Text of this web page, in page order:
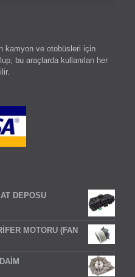
kamyon ve otobüsleri için
bu araçlarda kullanılan her
DEPOSU
MOTORU (FAN